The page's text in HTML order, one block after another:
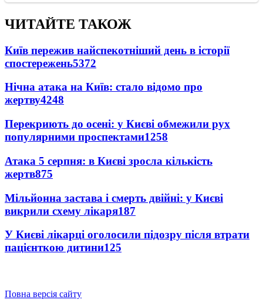
ЧИТАЙТЕ ТАКОЖ
Київ пережив найспекотніший день в історії
спостережень5372
Нічна атака на Київ: стало відомо про
жертву4248
Перекриють до осені: у Києві обмежили рух
популярними проспектами1258
Атака 5 серпня: в Києві зросла кількість
жертв875
Мільйонна застава і смерть двійні: у Києві
викрили схему лікаря187
У Києві лікарці оголосили підозру після втрати
пацієнткою дитини125
Повна версія сайту